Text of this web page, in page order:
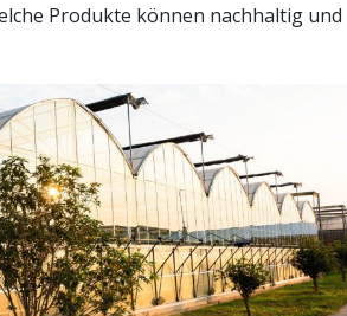
Produkte können nachhaltig und